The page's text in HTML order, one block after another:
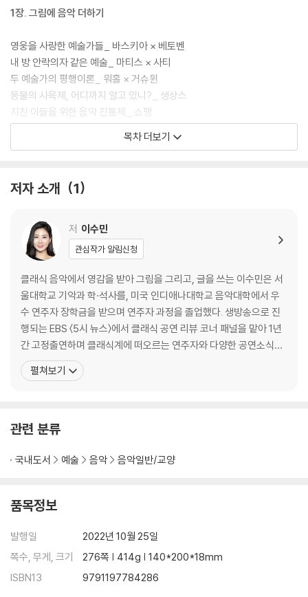
클래식을 자신만의 방식으로 해설하는 데 재미를 느낀 후 본격적인 해설자
올린을 통해 자신을 표현한 연주자, 그럼에도 미처 다 풀지 못한 감정을 그
림에 담은 예술가, 음악 이야기와 그림으로 깊게 소통하고 싶은 작가 이수
민의 예술 세계를 한 권에 담았다.
1장. 그림에 음악 더하기
영웅을 사랑한 예술가들_ 바스키아 × 베토벤
내 방 안락의자 같은 예술_ 마티스 × 사티
두 예술가의 평행이론_ 워홀 × 거슈윈
동물의 사육제, 어디까지 알고 있니?_ 생상스
지친 이들을 위한 음악 진통제_ 쇼팽
북한산 정상에서 영감을 찾다_ 드뷔시 × 모네
오래된 사랑 이야기_ 김향안과 김환기 × 클라라와 로베르트 슈만
반복의 힘, 비워냄의 미학_ 박서보 × 사티
2장. 이음줄과 붙임줄
고통이 인생을 관통할 때_ 칼로 × 비탈리
색이 담긴 음악_ 피아졸라 × 드뷔시 × 베토벤
삶과 죽음 사이에서 무엇이 탄생할까_ 뷔페 × 모차르트 × 슈베르트 × 스
메타나 × 브람스
로미오와 줄리엣_ 셰익스피어 × 프로코피예프
커피 한 잔 어때요?_ 바흐 × 차이콥스키 × 피아졸라 × 쇤필드
이토록 극적인 순간_ 헨델
그 여자, 그 남자의 로망스_ 클라라 × 로베르트 슈만
당신이 피는 계절_ 야나체크
노르웨이의 작은 거인_ 그리그
백 번째 생일을 맞은 탱고의 황제_ 피아졸라
목차 더보기
저자 소개 1
저 이수민
관심작가 알림신청
클래식 음악에서 영감을 받아 그림을 그리고, 글을 쓰는 이수민은 서
울대학교 기악과 학·석사를, 미국 인디애나대학교 음악대학에서 우
수 연주자 장학금을 받으며 연주자 과정을 졸업했다. 생방송으로 진
행되는 EBS 〈5시 뉴스〉에서 클래식 공연 리뷰 코너 패널을 맡아 1년
간 고정출연하며 클래식계에 떠오르는 연주자와 다양한 공연소식을
대중에게 전하는 역할을 했다. 현재 여러 기업체와 기관, 학교 등에서
클래식 입문자를 위한 강연을 하고 있고, 다양한 매체에 클래식 칼럼
펼쳐보기
관련 분류
국내도서 예술 음악 음악일반/교양
품목정보
발행일
2022년 10월 25일
쪽수, 무게, 크기
276쪽 | 414g | 140*200*18mm
ISBN13
9791197784286